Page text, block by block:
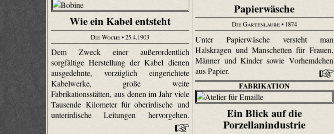
Wie ein Kabel entsteht
Die Woche• 25.4.1903
Dem Zweck einer außerordentlich
sorgfältige Herstellung der Kabel dienen
ausgedehnte, vorzüglich eingerichtete
Kabelwerke, große weite
Fabrikationsstätten, aus denen im Jahr viele
Tausende Kilometer für oberirdische und
unterirdische Leitungen hervorgehen.
Papierwäsche
Die Gartenlaube• 1874
Unter Papierwäsche versteht man
Halskragen und Manschetten für Frauen,
Männer und Kinder sowie Vorhemdchen
aus Papier.
FABRIKATION
Ein Blick auf die
Porzellanindustrie